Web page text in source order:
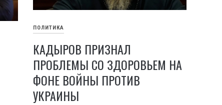
ПОЛИТИКА
КАДЫРОВ ПРИЗНАЛ
ПРОБЛЕМЫ СО ЗДОРОВЬЕМ НА
ФОНЕ ВОЙНЫ ПРОТИВ
УКРАИНЫ